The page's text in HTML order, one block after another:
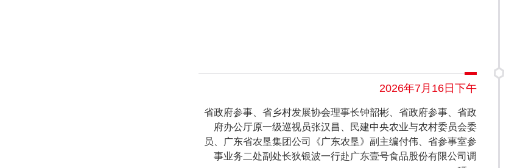
2026年7月16日下午
省政府参事、省乡村发展协会理事长钟韶彬、省政府参事、省政
府办公厅原一级巡视员张汉昌、民建中央农业与农村委员会委
员、广东省农垦集团公司《广东农垦》副主编付伟、省参事室参
事业务二处副处长狄银波一行赴广东壹号食品股份有限公司调